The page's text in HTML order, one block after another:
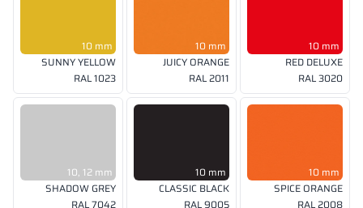
10 mm
SUNNY YELLOW
RAL 1023
10 mm
JUICY ORANGE
RAL 2011
10 mm
RED DELUXE
RAL 3020
10, 12 mm
SHADOW GREY
RAL 7042
10 mm
CLASSIC BLACK
RAL 9005
10 mm
SPICE ORANGE
RAL 2008